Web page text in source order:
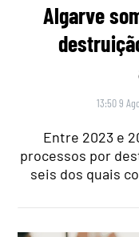
Algarve
13:50 9
Entre 2023 e
processos por
seis dos quais